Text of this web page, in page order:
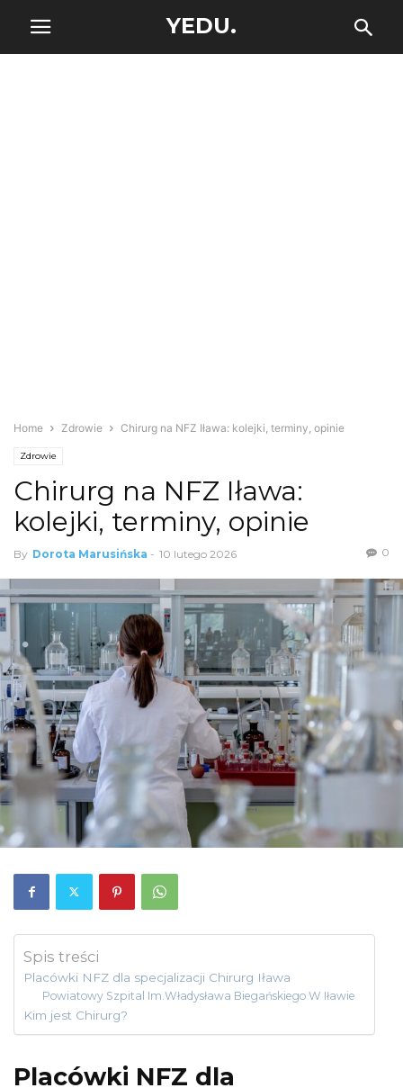
YEDU.
Home Zdrowie Chirurg na NFZ Iława: kolejki, terminy, opinie
Zdrowie
Chirurg na NFZ Iława:
kolejki, terminy, opinie
By Dorota Marusińska - 10 lutego 2026 0
Spis treści
Placówki NFZ dla specjalizacji Chirurg Iława
Powiatowy Szpital Im.Władysława Biegańskiego W Iławie
Kim jest Chirurg?
Placówki NFZ dla